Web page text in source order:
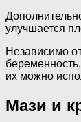
улучшается
Независимо
их можно
Мази и